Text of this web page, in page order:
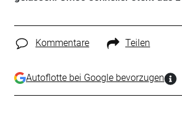
Kommentare Teilen
Autoflotte bei Google bevorzugen